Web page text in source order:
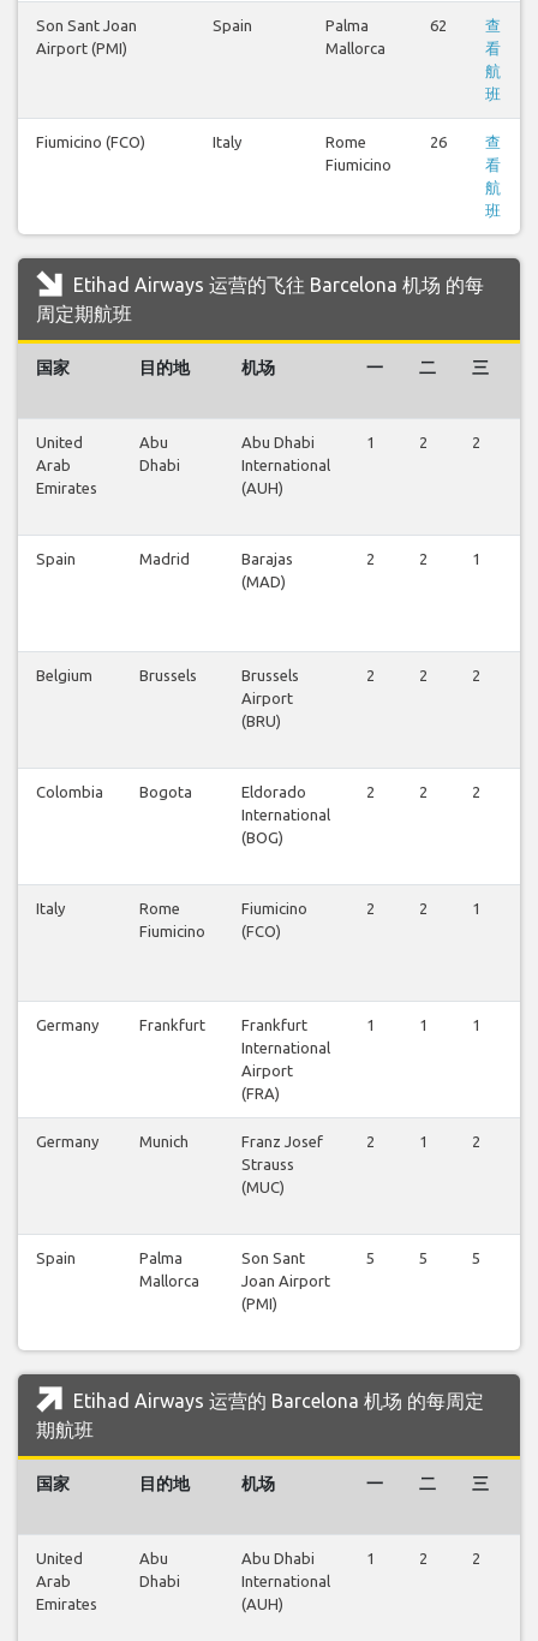
Son Sant Joan
Airport (PMI)
Spain
Palma
Mallorca
62
查
看
航
班
Fiumicino (FCO) Italy
Rome
Fiumicino
26
查
看
航
班
Etihad Airways 运营的飞往 Barcelona 机场 的每
周定期航班
国家 目的地 机场 一 二 三
United
Arab
Emirates
Abu
Dhabi
Abu Dhabi
International
(AUH)
1 2 2
Spain Madrid
Barajas
(MAD)
2 2 1
Belgium Brussels
Brussels
Airport
(BRU)
2 2 2
Colombia Bogota
Eldorado
International
(BOG)
2 2 2
Italy
Rome
Fiumicino
Fiumicino
(FCO)
2 2 1
Germany Frankfurt
Frankfurt
International
Airport
(FRA)
1 1 1
Germany Munich
Franz Josef
Strauss
(MUC)
2 1 2
Spain
Palma
Mallorca
Son Sant
Joan Airport
(PMI)
5 5 5
Etihad Airways 运营的 Barcelona 机场 的每周定
期航班
国家 目的地 机场 一 二 三
United
Arab
Emirates
Abu
Dhabi
Abu Dhabi
International
(AUH)
1 2 2